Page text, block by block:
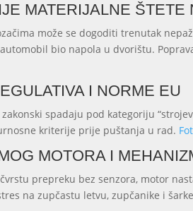
MATERIJALNE ŠTETE
može se dogoditi trenutak
bio napola u dvorištu.
I NORME EU
spadaju pod kategoriju
kriterije prije puštanja u rad.
MOTORA I
prepreku bez senzora, motor
na zupčastu letvu, zupčanike i